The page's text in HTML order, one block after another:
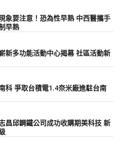
象要注意！恐為性早熟 中西醫攜手
早熟
新多功能活動中心揭幕 社區活動新
科 爭取台積電1.4奈米廠進駐台南
昌邱鋼鐵公司成功收購期美科技 新